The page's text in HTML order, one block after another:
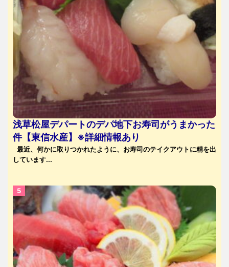
浅草松屋デパートのデパ地下お寿司がうまかった
件【東信水産】※詳細情報あり
最近、何かに取りつかれたように、お寿司のテイクアウトに精を出
しています...